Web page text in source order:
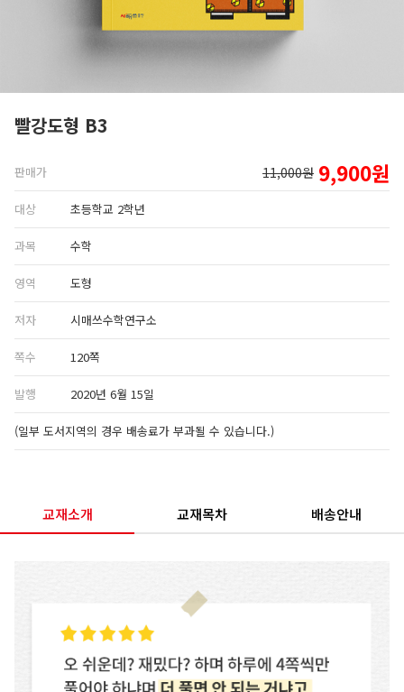
빨강도형 B3
판매가 11,000원 9,900원
대상 초등학교 2학년
과목 수학
영역 도형
저자 시매쓰수학연구소
쪽수 120쪽
발행 2020년 6월 15일
(일부 도서지역의 경우 배송료가 부과될 수 있습니다.)
교재소개 교재목차 배송안내